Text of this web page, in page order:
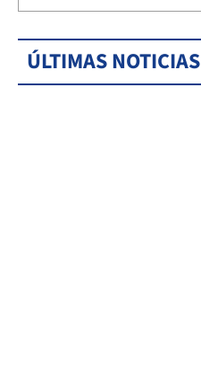
ÚLTIMAS NOTICIAS